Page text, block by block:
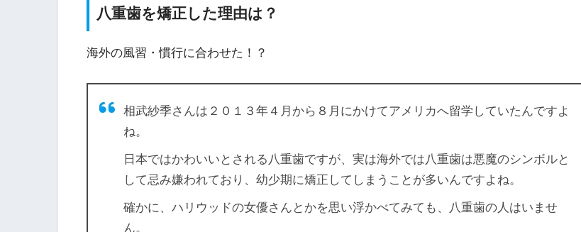
八重歯を矯正した理由は？
海外の風習・慣行に合わせた！？
相武紗季さんは２０１３年４月から８月にかけてアメリカへ留学していたんですよ
ね。
日本ではかわいいとされる八重歯ですが、実は海外では八重歯は悪魔のシンボルと
して忌み嫌われており、幼少期に矯正してしまうことが多いんですよね。
確かに、ハリウッドの女優さんとかを思い浮かべてみても、八重歯の人はいませ
ん。